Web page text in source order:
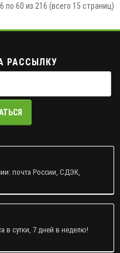
по 60 из 216 (всего 15 страниц)
РАССЫЛКУ
почта России, СДЭК,
в сутки, 7 дней в неделю!